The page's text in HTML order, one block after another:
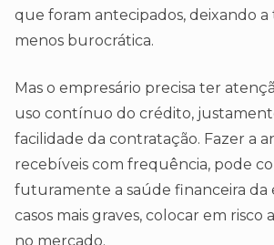
que foram antecipados, deixando a
menos burocrática.
Mas o empresário precisa ter
uso contínuo do crédito,
facilidade da contratação. Fazer a
recebíveis com frequência, pode
futuramente a saúde financeira da
casos mais graves, colocar em risco
no mercado.